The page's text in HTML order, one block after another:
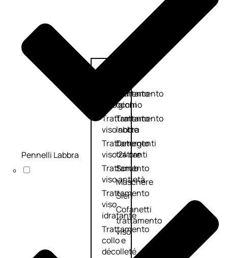
Trattamento
viso giorno
Trattamento
viso notte
Trattamento
viso 24 ore
Trattamento
viso antietà
Trattamento
viso
idratante
Trattamento
collo e
décolleté
Trattamento
occhi
Trattamento
labbra
Detergenti
trattanti
Scrub
Maschere
Sieri
Cofanetti
trattamento
viso
Pennelli Labbra